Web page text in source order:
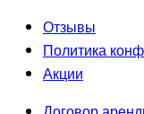
Отзывы
Политика
Акции